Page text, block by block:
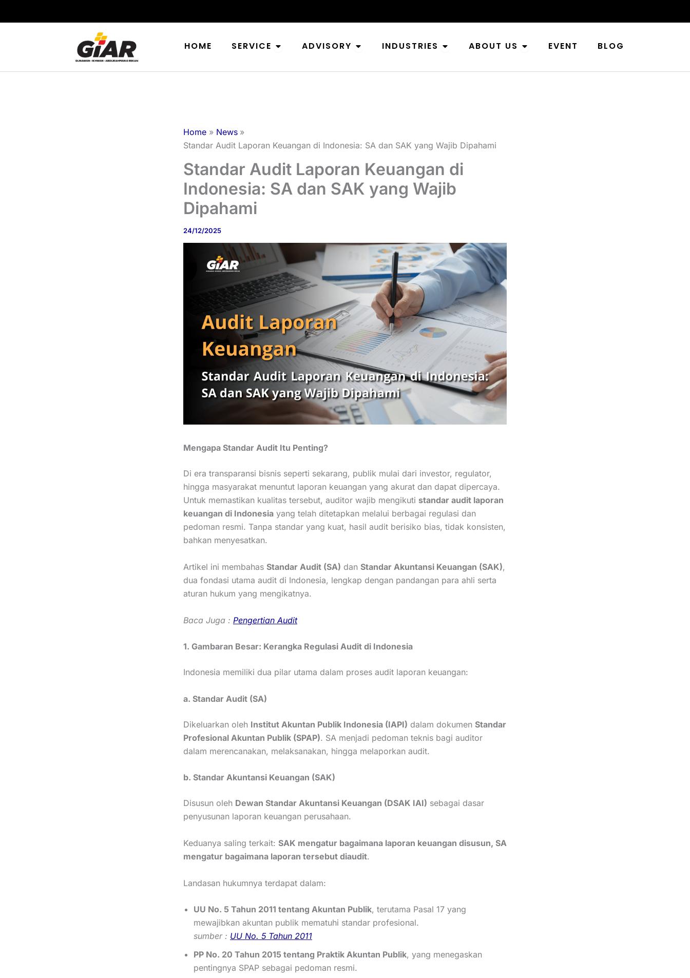
HOME SERVICE Open Service
ADVISORY Open Advisory
INDUSTRIES Open Industries
ABOUT US Open About Us
EVENT BLOG
Home
News
Standar Audit Laporan Keuangan di Indonesia: SA dan SAK yang Wajib Dipahami
Standar Audit Laporan Keuangan di
Indonesia: SA dan SAK yang Wajib
Dipahami
24/12/2025
Mengapa Standar Audit Itu Penting?
Di era transparansi bisnis seperti sekarang, publik mulai dari investor, regulator,
hingga masyarakat menuntut laporan keuangan yang akurat dan dapat dipercaya.
Untuk memastikan kualitas tersebut, auditor wajib mengikuti standar audit laporan
keuangan di Indonesia yang telah ditetapkan melalui berbagai regulasi dan
pedoman resmi. Tanpa standar yang kuat, hasil audit berisiko bias, tidak konsisten,
bahkan menyesatkan.
Artikel ini membahas Standar Audit (SA) dan Standar Akuntansi Keuangan (SAK),
dua fondasi utama audit di Indonesia, lengkap dengan pandangan para ahli serta
aturan hukum yang mengikatnya.
Baca Juga : Pengertian Audit
1. Gambaran Besar: Kerangka Regulasi Audit di Indonesia
Indonesia memiliki dua pilar utama dalam proses audit laporan keuangan:
a. Standar Audit (SA)
Dikeluarkan oleh Institut Akuntan Publik Indonesia (IAPI) dalam dokumen Standar
Profesional Akuntan Publik (SPAP). SA menjadi pedoman teknis bagi auditor
dalam merencanakan, melaksanakan, hingga melaporkan audit.
b. Standar Akuntansi Keuangan (SAK)
Disusun oleh Dewan Standar Akuntansi Keuangan (DSAK IAI) sebagai dasar
penyusunan laporan keuangan perusahaan.
Keduanya saling terkait: SAK mengatur bagaimana laporan keuangan disusun, SA
mengatur bagaimana laporan tersebut diaudit.
Landasan hukumnya terdapat dalam:
UU No. 5 Tahun 2011 tentang Akuntan Publik, terutama Pasal 17 yang
mewajibkan akuntan publik mematuhi standar profesional.
sumber : UU No. 5 Tahun 2011
PP No. 20 Tahun 2015 tentang Praktik Akuntan Publik, yang menegaskan
pentingnya SPAP sebagai pedoman resmi.